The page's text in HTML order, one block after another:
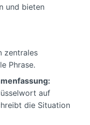
und bieten
zentrales
Phrase.
auf
die Situation